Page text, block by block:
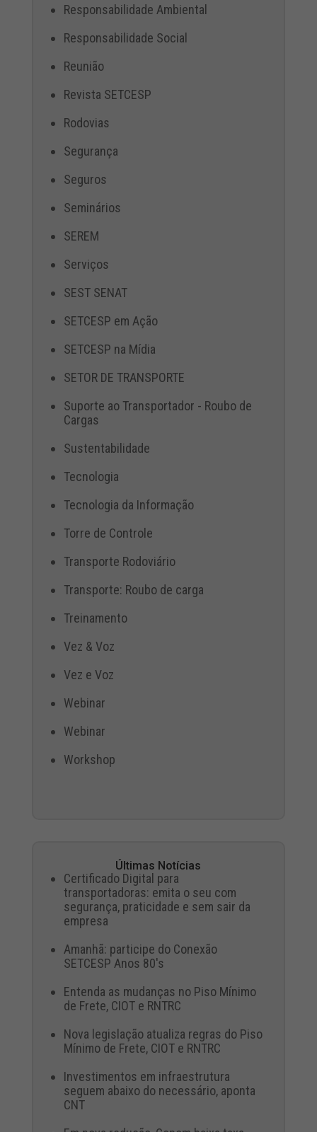
Responsabilidade Ambiental
Responsabilidade Social
Reunião
Revista SETCESP
Rodovias
Segurança
Seguros
Seminários
SEREM
Serviços
SEST SENAT
SETCESP em Ação
SETCESP na Mídia
SETOR DE TRANSPORTE
Suporte ao Transportador - Roubo de
Cargas
Sustentabilidade
Tecnologia
Tecnologia da Informação
Torre de Controle
Transporte Rodoviário
Transporte: Roubo de carga
Treinamento
Vez & Voz
Vez e Voz
Webinar
Webinar
Workshop
Últimas Notícias
Certificado Digital para
transportadoras: emita o seu com
segurança, praticidade e sem sair da
empresa
Amanhã: participe do Conexão
SETCESP Anos 80's
Entenda as mudanças no Piso Mínimo
de Frete, CIOT e RNTRC
Nova legislação atualiza regras do Piso
Mínimo de Frete, CIOT e RNTRC
Investimentos em infraestrutura
seguem abaixo do necessário, aponta
CNT